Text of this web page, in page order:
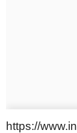
https://